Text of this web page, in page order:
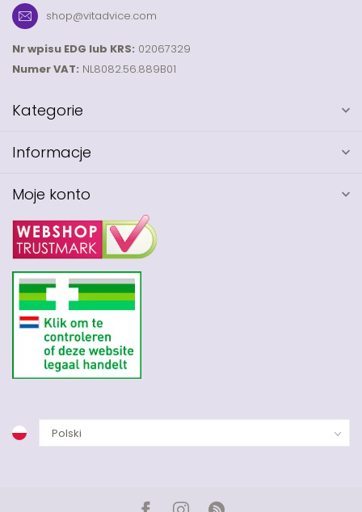
shop@vitadvice.com
Nr wpisu EDG lub KRS: 02067329
Numer VAT: NL8082.56.889B01
Kategorie
Informacje
Moje konto